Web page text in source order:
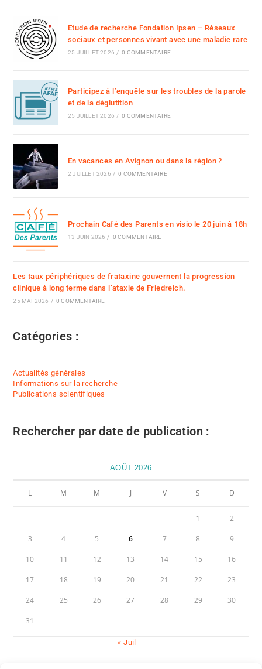
Etude de recherche Fondation Ipsen – Réseaux
sociaux et personnes vivant avec une maladie rare
25 JUILLET 2026 / 0 COMMENTAIRE
Participez à l’enquête sur les troubles de la parole
et de la déglutition
25 JUILLET 2026 / 0 COMMENTAIRE
En vacances en Avignon ou dans la région ?
2 JUILLET 2026 / 0 COMMENTAIRE
Prochain Café des Parents en visio le 20 juin à 18h
13 JUIN 2026 / 0 COMMENTAIRE
Les taux périphériques de frataxine gouvernent la progression
clinique à long terme dans l’ataxie de Friedreich.
25 MAI 2026 / 0 COMMENTAIRE
Catégories :
Actualités générales
Informations sur la recherche
Publications scientifiques
Rechercher par date de publication :
AOÛT 2026
L M M J V S D
1 2
3 4 5 6 7 8 9
10 11 12 13 14 15 16
17 18 19 20 21 22 23
24 25 26 27 28 29 30
31
« Juil